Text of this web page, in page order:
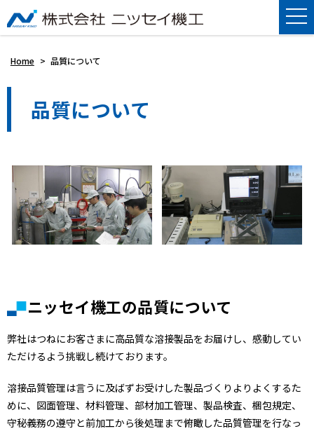
Home > 品質について
品質について
ニッセイ機工の品質について
弊社はつねにお客さまに高品質な溶接製品をお届けし、感動してい
ただけるよう挑戦し続けております。
溶接品質管理は言うに及ばずお受けした製品づくりよりよくするた
めに、図面管理、材料管理、部材加工管理、製品検査、梱包規定、
守秘義務の遵守と前加工から後処理まで俯瞰した品質管理を行なっ